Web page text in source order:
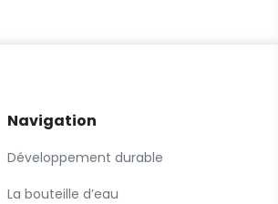
Navigation
Développement durable
La bouteille d’eau